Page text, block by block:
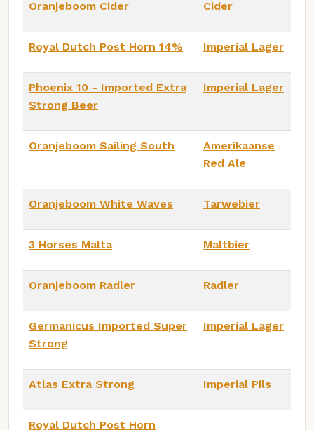
Oranjeboom Cider Cider
Royal Dutch Post Horn 14% Imperial Lager
Phoenix 10 - Imported Extra
Strong Beer
Imperial Lager
Oranjeboom Sailing South
Amerikaanse
Red Ale
Oranjeboom White Waves Tarwebier
3 Horses Malta Maltbier
Oranjeboom Radler Radler
Germanicus Imported Super
Strong
Imperial Lager
Atlas Extra Strong Imperial Pils
Royal Dutch Post Horn